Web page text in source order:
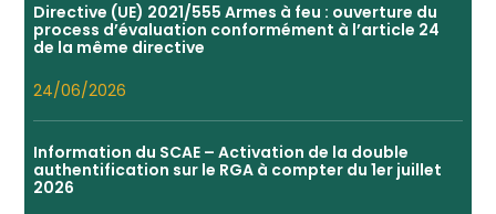
Directive (UE) 2021/555 Armes à feu : ouverture du
process d’évaluation conformément à l’article 24
de la même directive
24/06/2026
Information du SCAE – Activation de la double
authentification sur le RGA à compter du 1er juillet
2026